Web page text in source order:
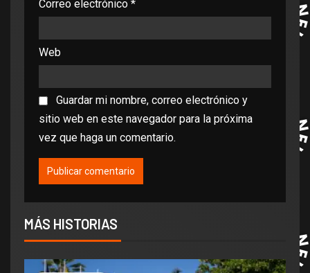
Correo electrónico *
Web
Guardar mi nombre, correo electrónico y
sitio web en este navegador para la próxima
vez que haga un comentario.
MÁS HISTORIAS